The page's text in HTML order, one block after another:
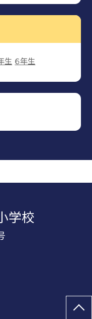
生 ６年生
学校